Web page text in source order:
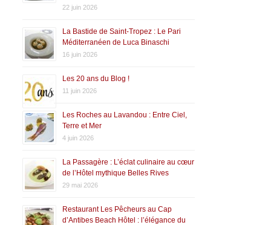
22 juin 2026
La Bastide de Saint-Tropez : Le Pari
Méditerranéen de Luca Binaschi
16 juin 2026
Les 20 ans du Blog !
11 juin 2026
Les Roches au Lavandou : Entre Ciel,
Terre et Mer
4 juin 2026
La Passagère : L’éclat culinaire au cœur
de l’Hôtel mythique Belles Rives
29 mai 2026
Restaurant Les Pêcheurs au Cap
d’Antibes Beach Hôtel : l’élégance du